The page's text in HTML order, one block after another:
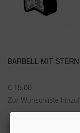
BARBELL MIT STERN
€ 15,00
Zur Wunschliste